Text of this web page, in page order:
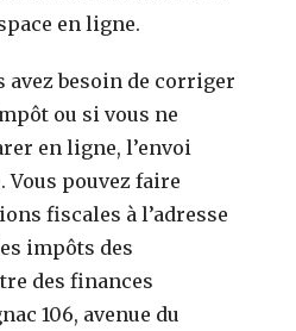
en ligne.
avez besoin de corriger
ou si vous ne
en ligne, l’envoi
Vous pouvez faire
fiscales à l’adresse
impôts des
des finances
106, avenue du